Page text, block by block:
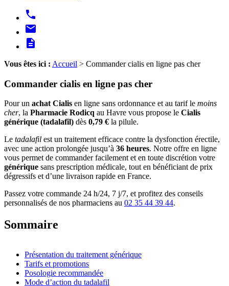
phone
mail
description
Vous êtes ici : Accueil > Commander cialis en ligne pas cher
Commander cialis en ligne pas cher
Pour un achat Cialis en ligne sans ordonnance et au tarif le moins
cher, la Pharmacie Rodicq au Havre vous propose le Cialis
générique (tadalafil) dès 0,79 € la pilule.
Le tadalafil est un traitement efficace contre la dysfonction érectile,
avec une action prolongée jusqu’à 36 heures. Notre offre en ligne
vous permet de commander facilement et en toute discrétion votre
générique sans prescription médicale, tout en bénéficiant de prix
dégressifs et d’une livraison rapide en France.
Passez votre commande 24 h/24, 7 j/7, et profitez des conseils
personnalisés de nos pharmaciens au 02 35 44 39 44.
Sommaire
Présentation du traitement générique
Tarifs et promotions
Posologie recommandée
Mode d’action du tadalafil